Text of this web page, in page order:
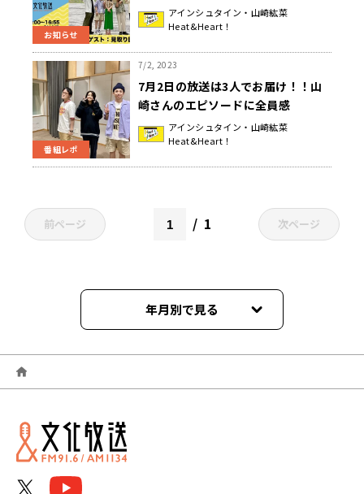
お知らせ
人・見取り図のおふたりでした
♪『アインシュタイン・山崎紘菜
アインシュタイン・山崎紘菜
Heat&Heart！
番組レポ
7/2, 2023
7月2日の放送は3人でお届け！！山
崎さんのエピソードに全員感
動・・・『アインシュタイン・山崎
紘菜 Heat&Heart!』
アインシュタイン・山崎紘菜
Heat&Heart！
前ページ 1 次ページ
年月別で見る
2026年08月
2026年07月
2026年06月